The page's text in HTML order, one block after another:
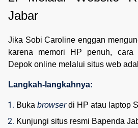
Jabar
Jika Sobi Caroline enggan
karena memori HP penuh, cara
Depok online melalui situs web
Langkah-langkahnya:
Buka browser di HP atau laptop
Kunjungi situs resmi Bapenda